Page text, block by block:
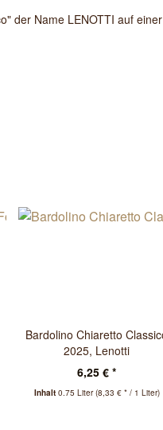
der Name LENOTTI auf
Bardolino Chiaretto
2025, Lenotti
6,25 € *
Inhalt 0.75 Liter(8,33 € * / 1 Liter)